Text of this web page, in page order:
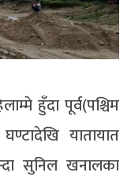
हुँदा पूर्व(पश्चिम
यातायात
सुनिल खनालका